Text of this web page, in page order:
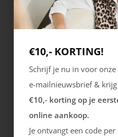
Gabor
Hairy
159.99
€10,- KORTING!
Schrijf je nu in voor onze
e-mailnieuwsbrief & krijg
€10,- korting op je
online aankoop.
Je ontvangt een code per